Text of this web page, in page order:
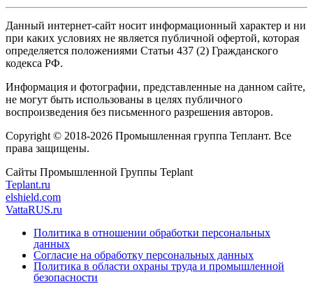
Данный интернет-сайт носит информационный характер и ни
при каких условиях не является публичной офертой, которая
определяется положениями Статьи 437 (2) Гражданского
кодекса РФ.
Информация и фотографии, представленные на данном сайте,
не могут быть использованы в целях публичного
воспроизведения без письменного разрешения авторов.
Copyright © 2018-2026 Промышленная группа Теплант. Все
права защищены.
Сайты Промышленной Группы Teplant
Teplant.ru
elshield.com
VattaRUS.ru
Политика в отношении обработки персональных
данных
Согласие на обработку персональных данных
Политика в области охраны труда и промышленной
безопасности